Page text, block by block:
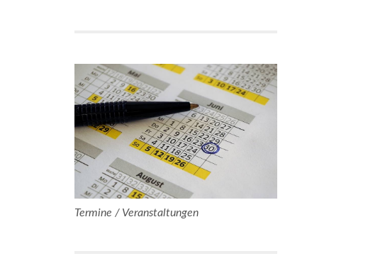
Termine / Veranstaltungen